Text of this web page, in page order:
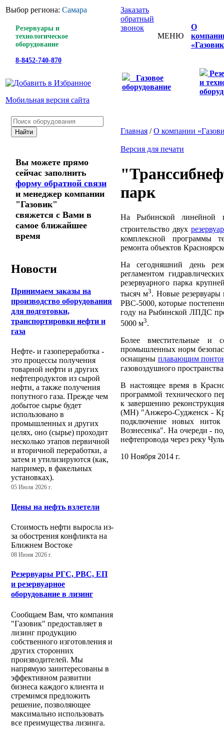
Выбор региона: Самара
Резервуары и
технологическое
оборудование
8-8452-740-870
Мобильная версия сайта
Заказать
обратный
звонок
МЕНЮ
О
Газовое
оборудование
и
Вы можете прямо
сейчас заполнить
форму обратной связи
и менеджер компании
"Газовик"
свяжется с Вами в
самое ближайшее
время
Новости
Принимаем заказы на
производство оборудования
для подготовки,
транспортировки нефти и
газа
Нефте- и газопереработка -
это процессы получения
товарной нефти и других
нефтепродуктов из сырой
нефти, а также получения
попутного газа. Прежде чем
добытое сырье будет
использовано в
промышленных и других
целях, оно (сырье) проходит
несколько этапов первичной
и вторичной переработки, а
затем и утилизируются (как,
например, в факельных
установках).
05 Июля 2026 г.
Цены на нефть взлетели
Стоимость нефти выросла из-
за обострения конфликта на
Ближнем Востоке
08 Июня 2026 г.
Резервуары РГС, РВС, ЕП
и резервуарное
оборудование в лизинг
Сообщаем Вам, что компания
"Газовик" предоставляет в
лизинг продукцию
собственного изготовления и
других сторонних
производителей. Мы
напрямую заинтересованы в
эффективном развитии
бизнеса каждого клиента и
стремимся предложить
решение, позволяющее
максимально использовать
все преимущества лизинга.
Главная /О компании
Версия для печати
парк
На Рыбинской линейной
строительство двух
комплексной программы
ремонта объектов
На сегодняшний день
регламентом
резервуарного парка
тысяч м3. Новые резервуары
РВС-5000, которые
году на Рыбинской ЛПДС
5000 м3.
Более вместительные и
промышленных норм
оснащены плавающим
газовоздушного
В настоящее время в
программой технического
к завершению
(МН) "Анжеро-Судженск -
подключение новых
Вознесенка". На очереди -
нефтепровода через реку
10 Ноября 2014 г.